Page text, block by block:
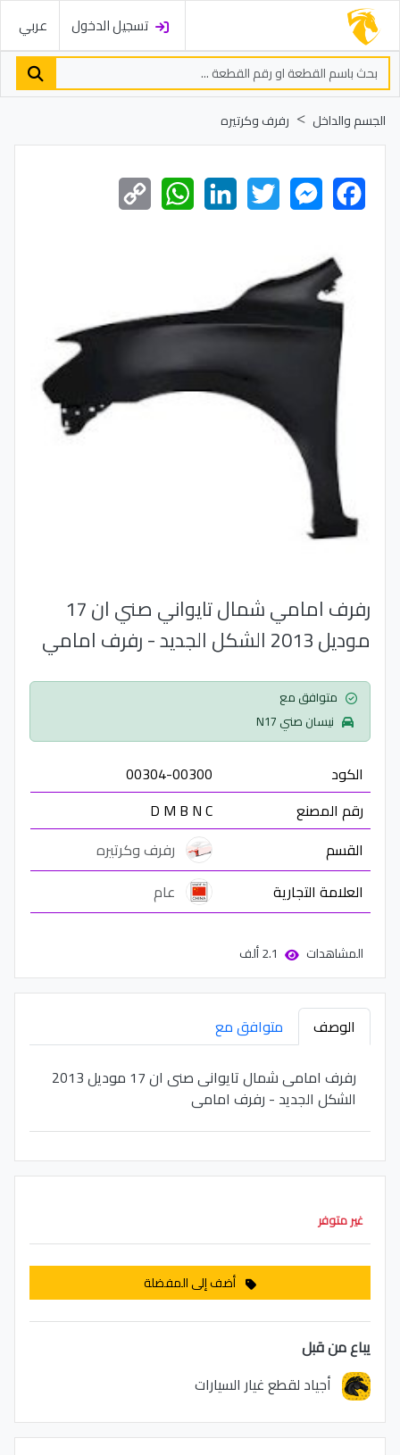
تسجيل الدخول عربي
الجسم والداخل رفرف وكرتيره
Facebook
Messenger
Twitter
LinkedIn
WhatsApp
Copy
Link
رفرف امامي شمال تايواني صني ان 17
موديل 2013 الشكل الجديد - رفرف امامي
نيسان صني N17
الكود
00304-00300
رقم المصنع
D M B N C
القسم
رفرف وكرتيره
العلامة التجارية
عام
المشاهدات
الوصف
متوافق مع
رفرف امامى شمال تايوانى صنى ان 17 موديل 2013
الشكل الجديد - رفرف امامى
غير متوفر
أضف إلى المفضلة
يباع من قبل
أجياد لقطع غيار السيارات